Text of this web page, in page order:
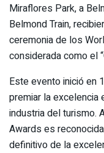
Miraflores Park, a
Belmond Train,
ceremonia de los
considerada como el
Este evento inició en
premiar la
industria del turismo.
Awards es
definitivo de la